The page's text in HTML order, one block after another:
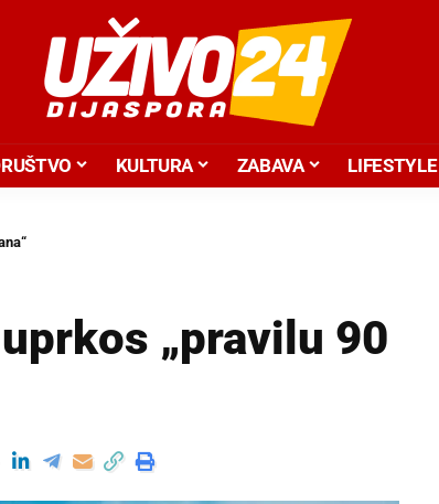
KULTURA ZABAVA LIFESTYLE
„pravilu 90